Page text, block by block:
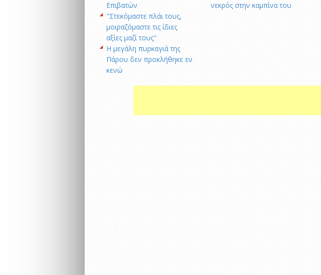
Επιβατών
"Στεκόμαστε πλάι τους,
μοιραζόμαστε τις ίδιες
αξίες μαζί τους"
Η μεγάλη πυρκαγιά της
Πάρου δεν προκλήθηκε εν
κενώ
νεκρός στην καμπίνα του